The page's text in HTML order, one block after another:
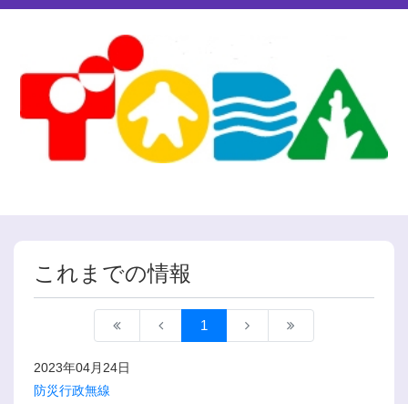
これまでの情報
1
2023年04月24日
防災行政無線